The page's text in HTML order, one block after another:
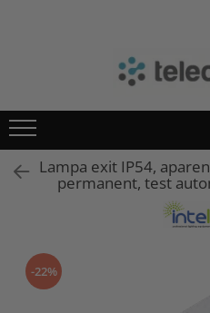
Teletask
Intelight
Hikvision
Lampa exit IP54,
permanent, test
-22%